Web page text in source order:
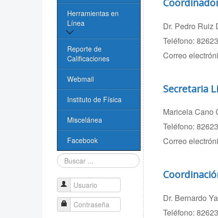
estancias
Logos
Transparencia
Creación de
Licenciatura
PIDE - IF
Reporte de
Calificaciones
Taller Lic. Biofísica
Evaluación CIEES
Administrativos
Biblioteca
Cómputo
Videoconferencias
Técnicos Académicos
Infraestructura
Herramientas en
Línea
Revistas científicas
Libros
Software Libre
Enlaces de Interés
Buscadores
Reporte de
Calificaciones
Webmail
Instituto de Física
Miscelánea
Facebook
Buscar...
Usuario
Contraseña
Dr. Pedro Ruiz
Teléfono:
Correo
Secretaria
Maricela Cano
Teléfono:
Correo
Dr. Bernardo
Teléfono: